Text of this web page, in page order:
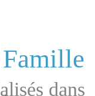
dans